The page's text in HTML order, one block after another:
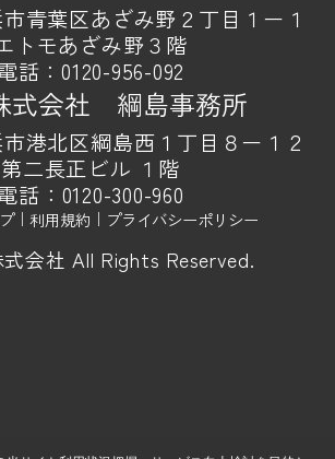
青葉区あざみ野２丁目１ー１
トモあざみ野３階
話：0120-956-092
式会社 綱島事務所
港北区綱島西１丁目８ー１２
第二長正ビル １階
話： 0120-300-960
｜ 利用規約 ｜ プライバシーポリシー
会社 All Rights Reserved.